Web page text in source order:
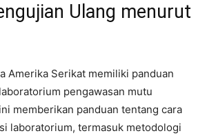
Ulang menurut
Amerika Serikat memiliki panduan
pengawasan mutu
memberikan panduan tentang cara
laboratorium, termasuk metodologi